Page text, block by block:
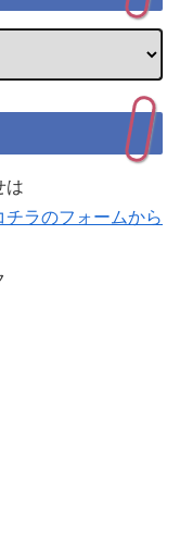
は
チラのフォームから